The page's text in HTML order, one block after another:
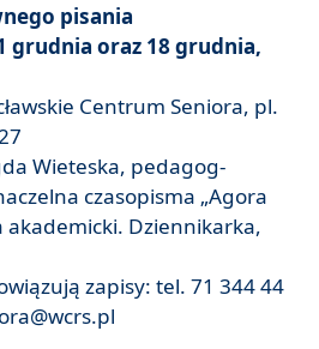
pisania
grudnia oraz 18 grudnia,
Centrum Seniora, pl.
Wieteska, pedagog-
czasopisma „Agora
akademicki. Dziennikarka,
zapisy: tel. 71 344 44